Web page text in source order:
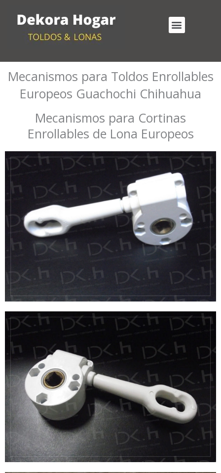
contenido
Menu
Mecanismos para Toldos Enrollables
Europeos Guachochi Chihuahua
Mecanismos para Cortinas
Enrollables de Lona Europeos